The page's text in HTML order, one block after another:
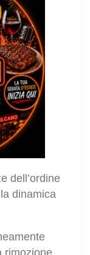
dell’ordine
dinamica